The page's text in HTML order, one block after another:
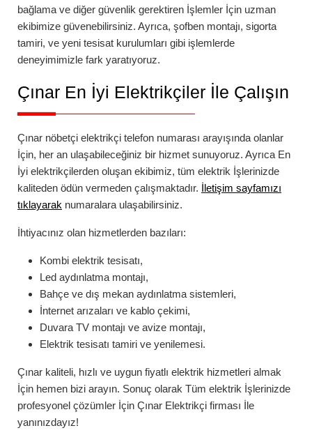
bağlama ve diğer güvenlik gerektiren İşlemler İçin uzman
ekibimize güvenebilirsiniz. Ayrıca, şofben montajı, sigorta
tamiri, ve yeni tesisat kurulumları gibi işlemlerde
deneyimimizle fark yaratıyoruz.
Çınar En İyi Elektrikçiler İle Çalışın
Çınar nöbetçi elektrikçi telefon numarası arayışında olanlar
İçin, her an ulaşabileceğiniz bir hizmet sunuyoruz. Ayrıca En
İyi elektrikçilerden oluşan ekibimiz, tüm elektrik İşlerinizde
kaliteden ödün vermeden çalışmaktadır. İletişim sayfamızı
tıklayarak numaralara ulaşabilirsiniz.
İhtiyacınız olan hizmetlerden bazıları:
Kombi elektrik tesisatı,
Led aydınlatma montajı,
Bahçe ve dış mekan aydınlatma sistemleri,
İnternet arızaları ve kablo çekimi,
Duvara TV montajı ve avize montajı,
Elektrik tesisatı tamiri ve yenilemesi.
Çınar kaliteli, hızlı ve uygun fiyatlı elektrik hizmetleri almak
İçin hemen bizi arayın. Sonuç olarak Tüm elektrik İşlerinizde
profesyonel çözümler İçin Çınar Elektrikçi firması İle
yanınızdayız!